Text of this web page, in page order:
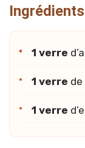
Ingrédients
1 verre
1 verre de
1 verre